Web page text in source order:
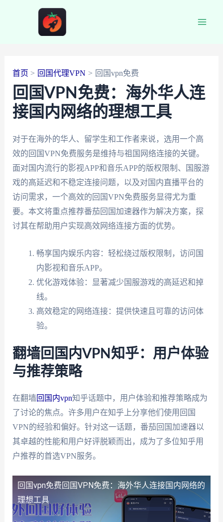
首页 回国代理VPN 回国vpn免费
回国VPN免费：海外华人连
接国内网络的理想工具
对于在海外的华人、留学生和工作者来说，选用一个高
效的回国VPN免费服务是维持与祖国网络连接的关键。
面对国内流行的影视APP和音乐APP的版权限制、国服游
戏的高延迟和不稳定连接问题，以及对国内直播平台的
访问需求，一个高效的回国VPN免费服务显得尤为重
要。本文将重点推荐番茄回国加速器作为解决方案，探
讨其在帮助用户实现高效网络连接方面的优势。
畅享国内娱乐内容：轻松绕过版权限制，访问国
内影视和音乐APP。
优化游戏体验：显著减少国服游戏的高延迟和掉
线。
高效稳定的网络连接：提供快速且可靠的访问体
验。
翻墙回国内VPN知乎：用户体验
与推荐策略
在翻墙回国内vpn知乎话题中，用户体验和推荐策略成为
了讨论的焦点。许多用户在知乎上分享他们使用回国
VPN的经验和偏好。针对这一话题，番茄回国加速器以
其卓越的性能和用户好评脱颖而出，成为了多位知乎用
户推荐的首选VPN服务。
回国vpn免费 回国VPN免费：海外华人连接国内网络的
理想工具